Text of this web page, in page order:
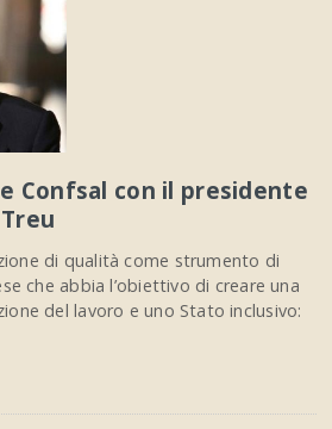
Confsal con il presidente
di qualità come strumento di
che abbia l’obiettivo di creare una
del lavoro e uno Stato inclusivo: